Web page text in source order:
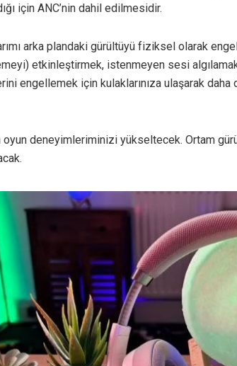
için ANC’nin dahil edilmesidir.
arka plandaki gürültüyü fiziksel olarak
etkinleştirmek, istenmeyen sesi
engellemek için kulaklarınıza ulaşarak
oyun deneyimleriminizi yükseltecek. Ortam